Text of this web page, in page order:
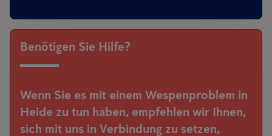
Benötigen Sie Hilfe?
Wenn Sie es mit einem Wespenproblem in
Heide zu tun haben, empfehlen wir Ihnen,
sich mit uns in Verbindung zu setzen,